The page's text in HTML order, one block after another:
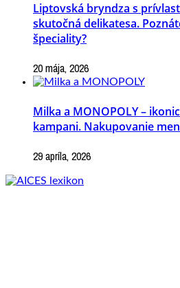
Liptovská bryndza s
skutočná delikatesa.
špeciality?
20 mája, 2026
Milka a MONOPOLY –
kampani. Nakupovanie
29 apríla, 2026